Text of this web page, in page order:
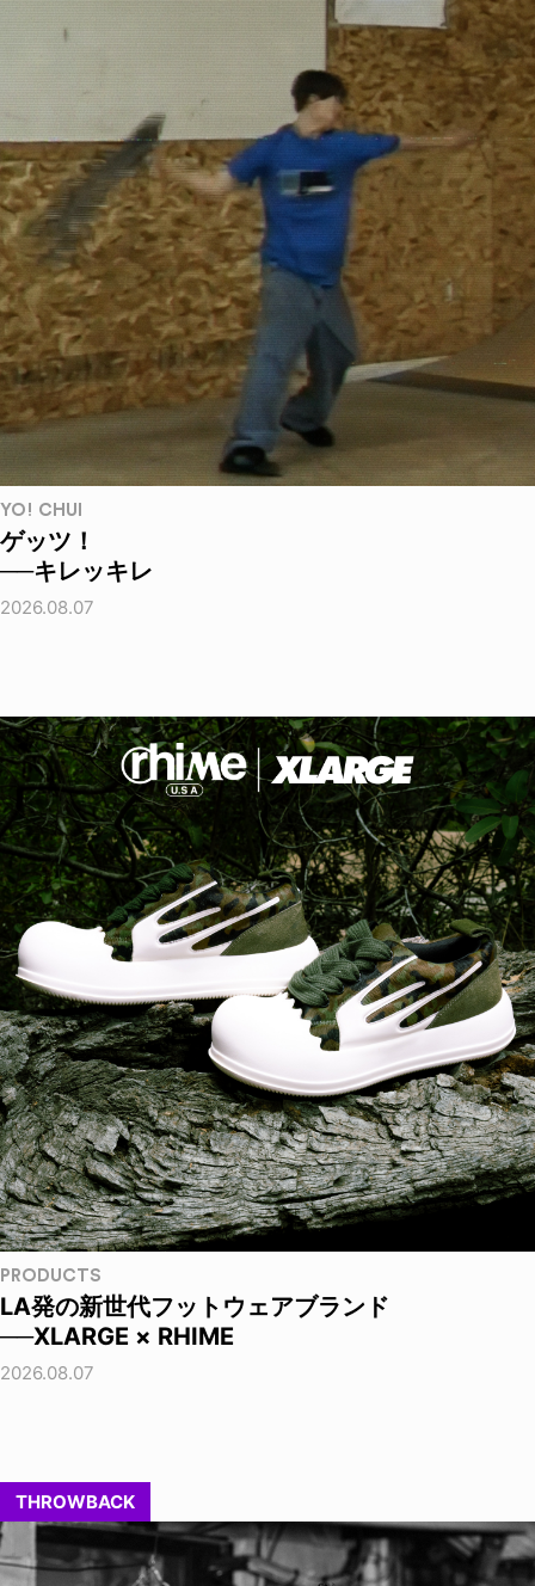
YO! CHUI
ゲッツ！
──キレッキレ
2026.08.07
PRODUCTS
LA発の新世代フットウェアブランド
──XLARGE × RHIME
2026.08.07
THROWBACK